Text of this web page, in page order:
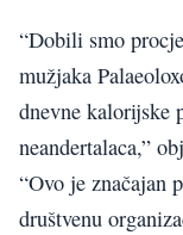
“Dobili smo
mužjaka
dnevne kalorijske
neandertalaca,”
“Ovo je značajan
društvenu